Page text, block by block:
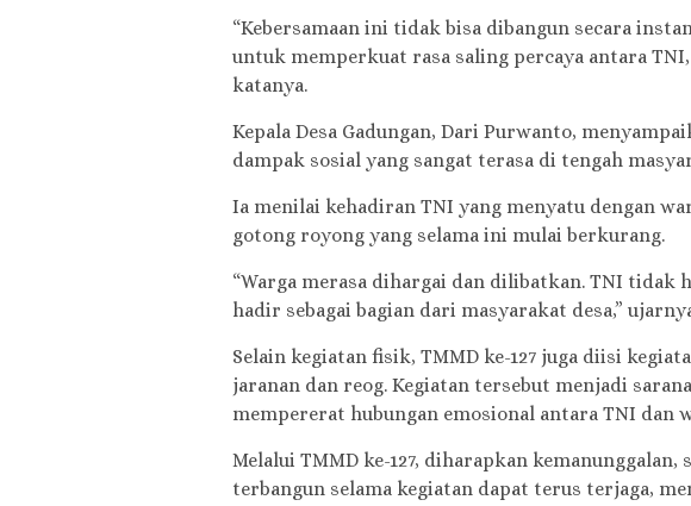
“Kebersamaan ini tidak bisa dibangun secara
untuk memperkuat rasa saling percaya antara
katanya.
Kepala Desa Gadungan, Dari Purwanto,
dampak sosial yang sangat terasa di tengah
Ia menilai kehadiran TNI yang menyatu dengan
gotong royong yang selama ini mulai berkurang.
“Warga merasa dihargai dan dilibatkan. TNI tidak
hadir sebagai bagian dari masyarakat desa,”
Selain kegiatan fisik, TMMD ke-127 juga diisi
jaranan dan reog. Kegiatan tersebut menjadi
mempererat hubungan emosional antara TNI dan
Melalui TMMD ke-127, diharapkan
terbangun selama kegiatan dapat terus terjaga,